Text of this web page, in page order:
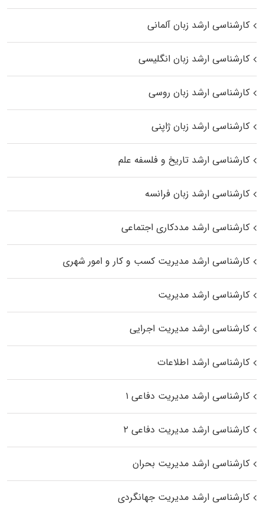
کارشناسی ارشد زبان آلمانی
کارشناسی ارشد زبان انگلیسی
کارشناسی ارشد زبان روسی
کارشناسی ارشد زبان ژاپنی
کارشناسی ارشد تاریخ و فلسفه علم
کارشناسی ارشد زبان فرانسه
کارشناسی ارشد مددکاری اجتماعی
کارشناسی ارشد مدیریت کسب و کار و امور شهری
کارشناسی ارشد مدیریت
کارشناسی ارشد مدیریت اجرایی
کارشناسی ارشد اطلاعات
کارشناسی ارشد مدیریت دفاعی ۱
کارشناسی ارشد مدیریت دفاعی ۲
کارشناسی ارشد مدیریت بحران
کارشناسی ارشد مدیریت جهانگردی